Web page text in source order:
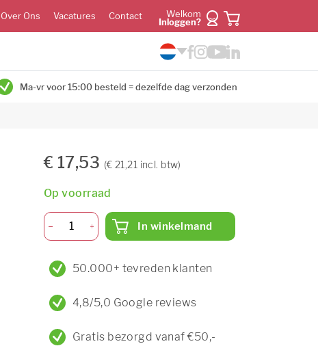
Over Ons Vacatures Contact
Welkom
Inloggen?
Ma-vr voor 15:00 besteld = dezelfde dag verzonden
€ 17,53 (€ 21,21 incl. btw)
Op voorraad
In winkelmand
50.000+ tevreden klanten
4,8/5,0 Google reviews
Gratis bezorgd vanaf €50,-